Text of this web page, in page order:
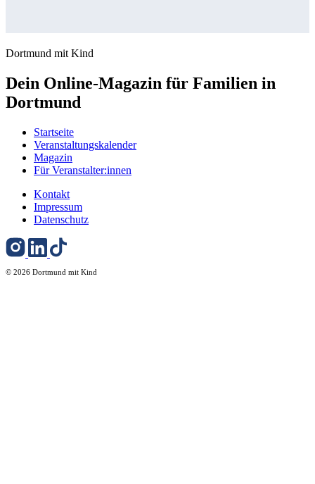
Dortmund mit Kind
Dein Online-Magazin für Familien in
Dortmund
Startseite
Veranstaltungskalender
Magazin
Für Veranstalter:innen
Kontakt
Impressum
Datenschutz
© 2026 Dortmund mit Kind